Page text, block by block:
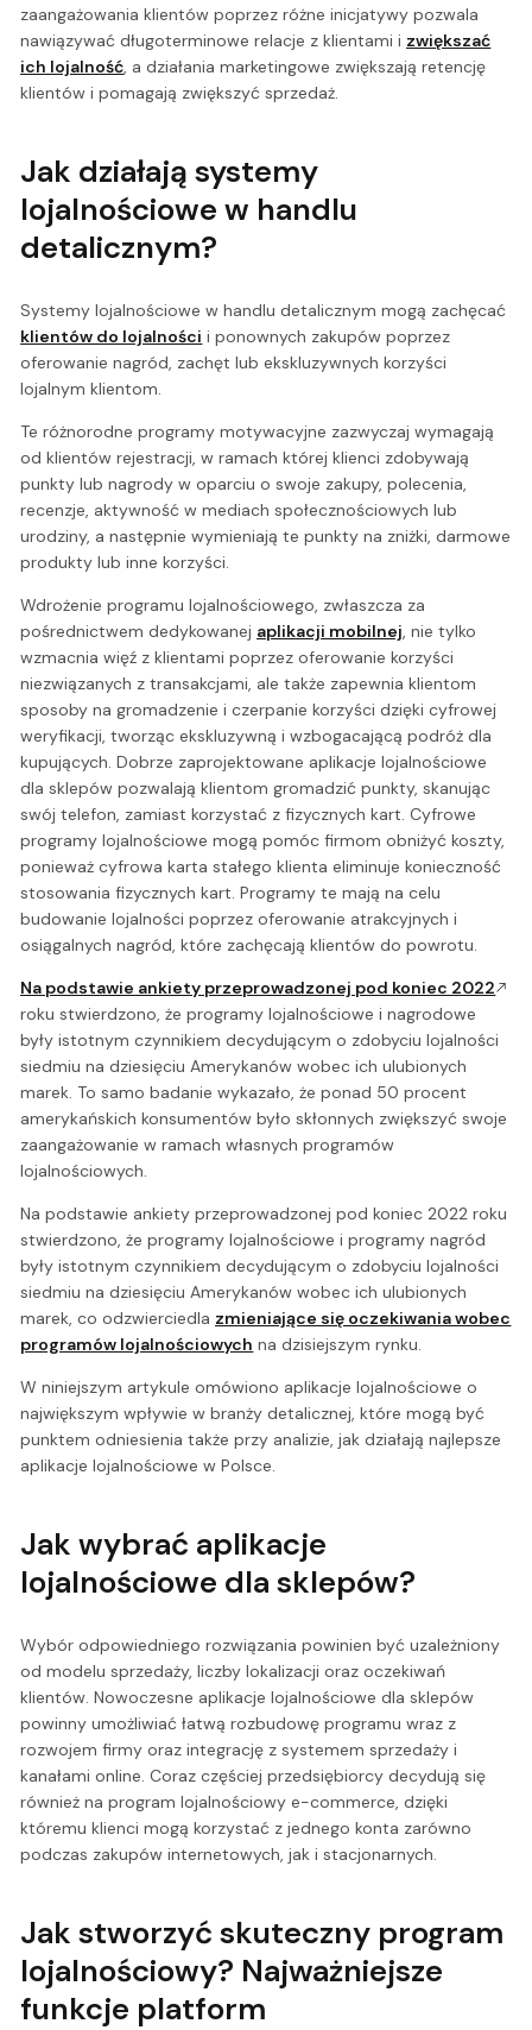
zaangażowania klientów poprzez różne inicjatywy pozwala
nawiązywać długoterminowe relacje z klientami i zwiększać
ich lojalność, a działania marketingowe zwiększają retencję
klientów i pomagają zwiększyć sprzedaż.
Jak działają systemy
lojalnościowe w handlu
detalicznym?
Systemy lojalnościowe w handlu detalicznym mogą zachęcać
klientów do lojalności i ponownych zakupów poprzez
oferowanie nagród, zachęt lub ekskluzywnych korzyści
lojalnym klientom.
Te różnorodne programy motywacyjne zazwyczaj wymagają
od klientów rejestracji, w ramach której klienci zdobywają
punkty lub nagrody w oparciu o swoje zakupy, polecenia,
recenzje, aktywność w mediach społecznościowych lub
urodziny, a następnie wymieniają te punkty na zniżki, darmowe
produkty lub inne korzyści.
Wdrożenie programu lojalnościowego, zwłaszcza za
pośrednictwem dedykowanej aplikacji mobilnej, nie tylko
wzmacnia więź z klientami poprzez oferowanie korzyści
niezwiązanych z transakcjami, ale także zapewnia klientom
sposoby na gromadzenie i czerpanie korzyści dzięki cyfrowej
weryfikacji, tworząc ekskluzywną i wzbogacającą podróż dla
kupujących. Dobrze zaprojektowane aplikacje lojalnościowe
dla sklepów pozwalają klientom gromadzić punkty, skanując
swój telefon, zamiast korzystać z fizycznych kart. Cyfrowe
programy lojalnościowe mogą pomóc firmom obniżyć koszty,
ponieważ cyfrowa karta stałego klienta eliminuje konieczność
stosowania fizycznych kart. Programy te mają na celu
budowanie lojalności poprzez oferowanie atrakcyjnych i
osiągalnych nagród, które zachęcają klientów do powrotu.
Na podstawie ankiety przeprowadzonej pod koniec 2022
roku stwierdzono, że programy lojalnościowe i nagrodowe
były istotnym czynnikiem decydującym o zdobyciu lojalności
siedmiu na dziesięciu Amerykanów wobec ich ulubionych
marek. To samo badanie wykazało, że ponad 50 procent
amerykańskich konsumentów było skłonnych zwiększyć swoje
zaangażowanie w ramach własnych programów
lojalnościowych.
Na podstawie ankiety przeprowadzonej pod koniec 2022 roku
stwierdzono, że programy lojalnościowe i programy nagród
były istotnym czynnikiem decydującym o zdobyciu lojalności
siedmiu na dziesięciu Amerykanów wobec ich ulubionych
marek, co odzwierciedla zmieniające się oczekiwania wobec
programów lojalnościowych na dzisiejszym rynku.
W niniejszym artykule omówiono aplikacje lojalnościowe o
największym wpływie w branży detalicznej, które mogą być
punktem odniesienia także przy analizie, jak działają najlepsze
aplikacje lojalnościowe w Polsce.
Jak wybrać aplikacje
lojalnościowe dla sklepów?
Wybór odpowiedniego rozwiązania powinien być uzależniony
od modelu sprzedaży, liczby lokalizacji oraz oczekiwań
klientów. Nowoczesne aplikacje lojalnościowe dla sklepów
powinny umożliwiać łatwą rozbudowę programu wraz z
rozwojem firmy oraz integrację z systemem sprzedaży i
kanałami online. Coraz częściej przedsiębiorcy decydują się
również na program lojalnościowy e-commerce, dzięki
któremu klienci mogą korzystać z jednego konta zarówno
podczas zakupów internetowych, jak i stacjonarnych.
Jak stworzyć skuteczny program
lojalnościowy? Najważniejsze
funkcje platform